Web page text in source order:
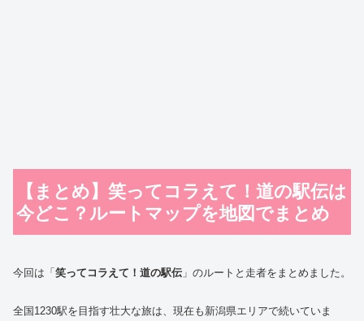
【まとめ】笑ってコラえて！道の駅伝は
今どこ？ルートマップを地図でまとめ
今回は「 笑ってコラえて！道の駅伝 」のルートと走者をまとめました。
全国1230駅を目指す壮大な旅は、現在も新潟県エリアで続いていま